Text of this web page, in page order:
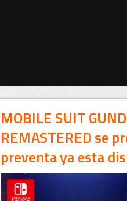
MOBILE SUIT
REMASTERED se
preventa ya esta